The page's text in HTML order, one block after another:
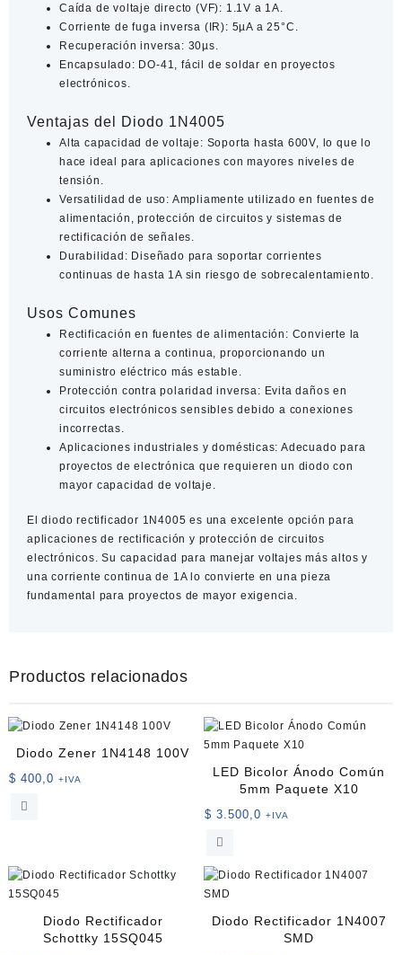
Caída de voltaje directo (VF): 1.1V a 1A.
Corriente de fuga inversa (IR): 5µA a 25°C.
Recuperación inversa : 30µs.
Encapsulado: DO-41, fácil de soldar en proyectos
electrónicos.
Ventajas del Diodo 1N4005
Alta capacidad de voltaje : Soporta hasta 600V, lo que lo
hace ideal para aplicaciones con mayores niveles de
tensión.
Versatilidad de uso: Ampliamente utilizado en fuentes de
alimentación, protección de circuitos y sistemas de
rectificación de señales.
Durabilidad : Diseñado para soportar corrientes
continuas de hasta 1A sin riesgo de sobrecalentamiento.
Usos Comunes
Rectificación en fuentes de alimentación : Convierte la
corriente alterna a continua, proporcionando un
suministro eléctrico más estable.
Protección contra polaridad inversa : Evita daños en
circuitos electrónicos sensibles debido a conexiones
incorrectas.
Aplicaciones industriales y domésticas: Adecuado para
proyectos de electrónica que requieren un diodo con
mayor capacidad de voltaje.
Eldiodo rectificador 1N4005 es una excelente opción para
aplicaciones de rectificación y protección de circuitos
electrónicos. Su capacidad para manejar voltajes más altos y
una corriente continua de 1A lo convierte en una pieza
fundamental para proyectos de mayor exigencia.
Productos relacionados
Diodo Zener 1N4148 100V
$ 400,0 +IVA
LED Bicolor Ánodo Común
5mm Paquete X10
$ 3.500,0 +IVA
Diodo Rectificador
Schottky 15SQ045
Diodo Rectificador 1N4007
SMD